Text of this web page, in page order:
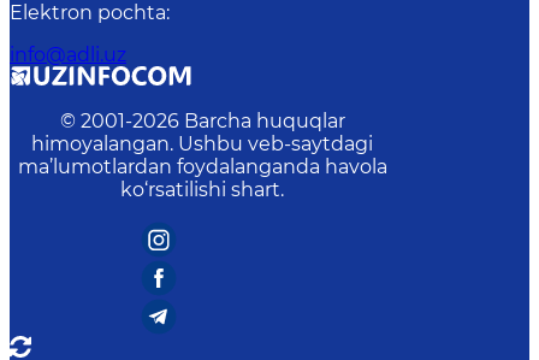
Elektron pochta:
info@adli.uz
© 2001-2026 Barcha huquqlar
himoyalangan. Ushbu veb-saytdagi
ma’lumotlardan foydalanganda havola
ko‘rsatilishi shart.